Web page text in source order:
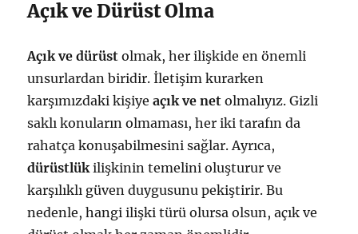
Açık ve Dürüst Olma
Açık ve dürüst olmak, her ilişkide en önemli
unsurlardan biridir. İletişim kurarken
karşımızdaki kişiyeaçık ve net olmalıyız. Gizli
saklı konuların olmaması, her iki tarafın da
rahatça konuşabilmesini sağlar. Ayrıca,
dürüstlükilişkinin temelini oluşturur ve
karşılıklı güven duygusunu pekiştirir. Bu
nedenle, hangi ilişki türü olursa olsun, açık ve